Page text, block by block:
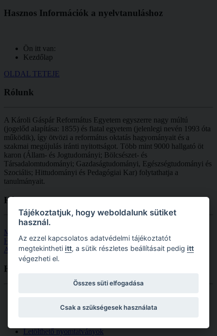
Hasznos Információk a nyelvtanuláshoz
Ön itt van:
Kezdőlap
OLDAL TETEJE
Rólunk
A Károli Gáspár Református Egyetem egyszerre nagy múltú
(jogelőd alapítása: 1855) és fiatal egyetem (jelenlegi nevén 1993 óta
működik), így ötvözi a református oktatás hagyományait és a
szakmai megújulás iránti nyitottságot. Több mint 9000 hallgató öt
karon (Állam- és Jogtudományi; Bölcsészet- és
Társadalomtudományi; Gazdaságtudományi, Egészségtudományi és
Szociális; Hittudományi és Pedagógiai Kar) folytathatja a
tanulmányait.
Hírlevelek
Munkavállalói hírlevelek
Hallgatói hírlevelek
Alumni hírlevelek
Hasznos
Arculati kézikönyv
Letölthető nyomtatványok
Tájékoztatjuk, hogy weboldalunk sütiket
használ.
Az ezzel kapcsolatos adatvédelmi tájékoztatót
megtekintheti itt, a sütik részletes beállításait pedig itt
végezheti el.
Összes süti elfogadása
Csak a szükségesek használata